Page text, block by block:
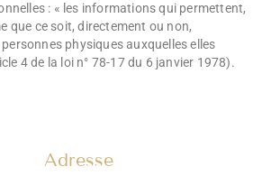
: « les informations qui permettent,
que ce soit, directement ou non,
physiques auxquelles elles
4 de la loi n° 78-17 du 6 janvier 1978).
Adresse